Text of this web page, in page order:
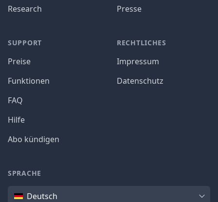
Research
SUPPORT
Preise
Funktionen
FAQ
Hilfe
Abo kündigen
Presse
RECHTLICHES
Impressum
Datenschutz
SPRACHE
SpracheDeutsch